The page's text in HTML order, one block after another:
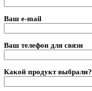
Ваш e-mail
Ваш телефон для связи
Какой продукт выбрали?